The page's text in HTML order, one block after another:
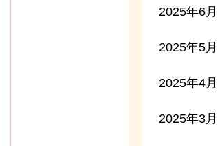
2025年6月
2025年5月
2025年4月
2025年3月